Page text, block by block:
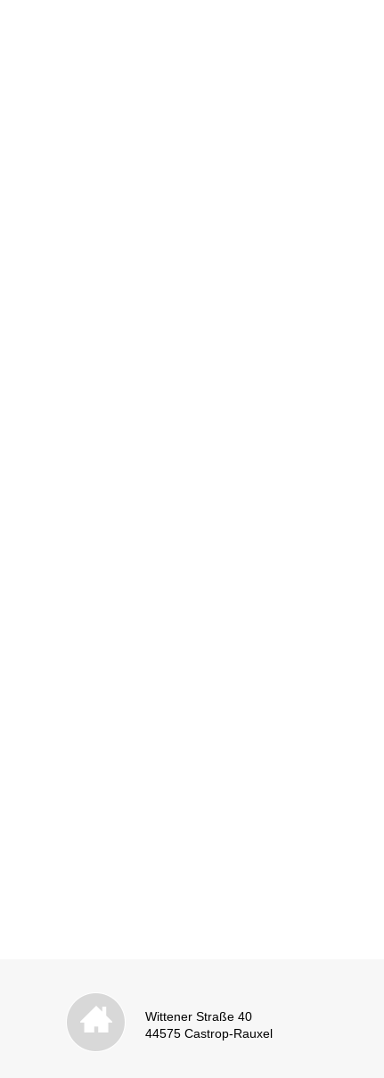
Wittener Straße 40
44575 Castrop-Rauxel